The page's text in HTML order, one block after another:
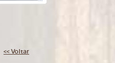
<< Voltar